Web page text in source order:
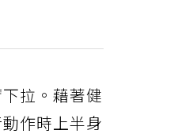
拉。藉著健
作時上半身